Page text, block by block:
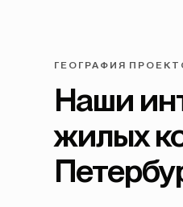
ГЕОГРАФИЯ
Наши
жилых